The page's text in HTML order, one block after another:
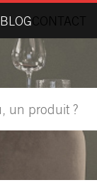
BLOGCONTACT